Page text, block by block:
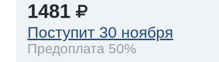
1481
Поступит 30 ноября
Предоплата 50%